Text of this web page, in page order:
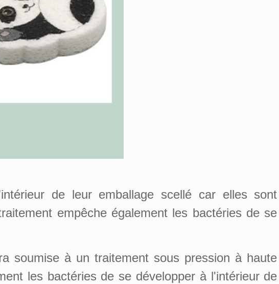
de leur emballage scellé car elles sont
empêche également les bactéries de se
soumise à un traitement sous pression à haute
les bactéries de se développer à l'intérieur de